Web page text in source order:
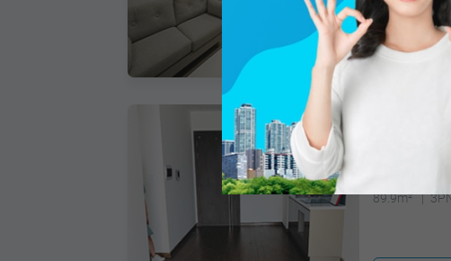
Giá 2.2 tỷ
Bán căn
Phường Mễ
89.9m²